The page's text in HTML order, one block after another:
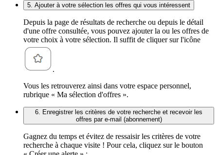
5. Ajouter à votre sélection les offres qui vous intéressent
Depuis la page de résultats de recherche ou depuis le détail
d'une offre consultée, vous pouvez ajouter la ou les offres de
votre choix à votre sélection. Il suffit de cliquer sur l'icône
.
Vous les retrouverez ainsi dans votre espace personnel,
rubrique « Ma sélection d'offres ».
6. Enregistrer les critères de votre recherche et recevoir les
offres par e-mail (abonnement)
Gagnez du temps et évitez de ressaisir les critères de votre
recherche à chaque visite ! Pour cela, cliquez sur le bouton